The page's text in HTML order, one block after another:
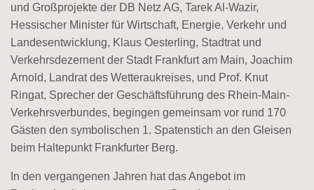
und Großprojekte der DB Netz AG, Tarek Al-Wazir,
Hessischer Minister für Wirtschaft, Energie, Verkehr und
Landesentwicklung, Klaus Oesterling, Stadtrat und
Verkehrsdezernent der Stadt Frankfurt am Main, Joachim
Arnold, Landrat des Wetteraukreises, und Prof. Knut
Ringat, Sprecher der Geschäftsführung des Rhein-Main-
Verkehrsverbundes, begingen gemeinsam vor rund 170
Gästen den symbolischen 1. Spatenstich an den Gleisen
beim Haltepunkt Frankfurter Berg.
In den vergangenen Jahren hat das Angebot im